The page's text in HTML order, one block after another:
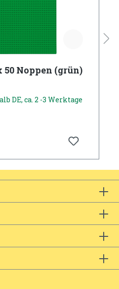
Noppen (grün)
DE, ca. 2 -3 Werktage